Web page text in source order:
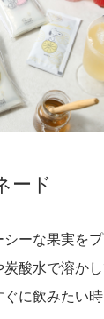
ード
ーな果実を
酸水で溶か
に飲みたい